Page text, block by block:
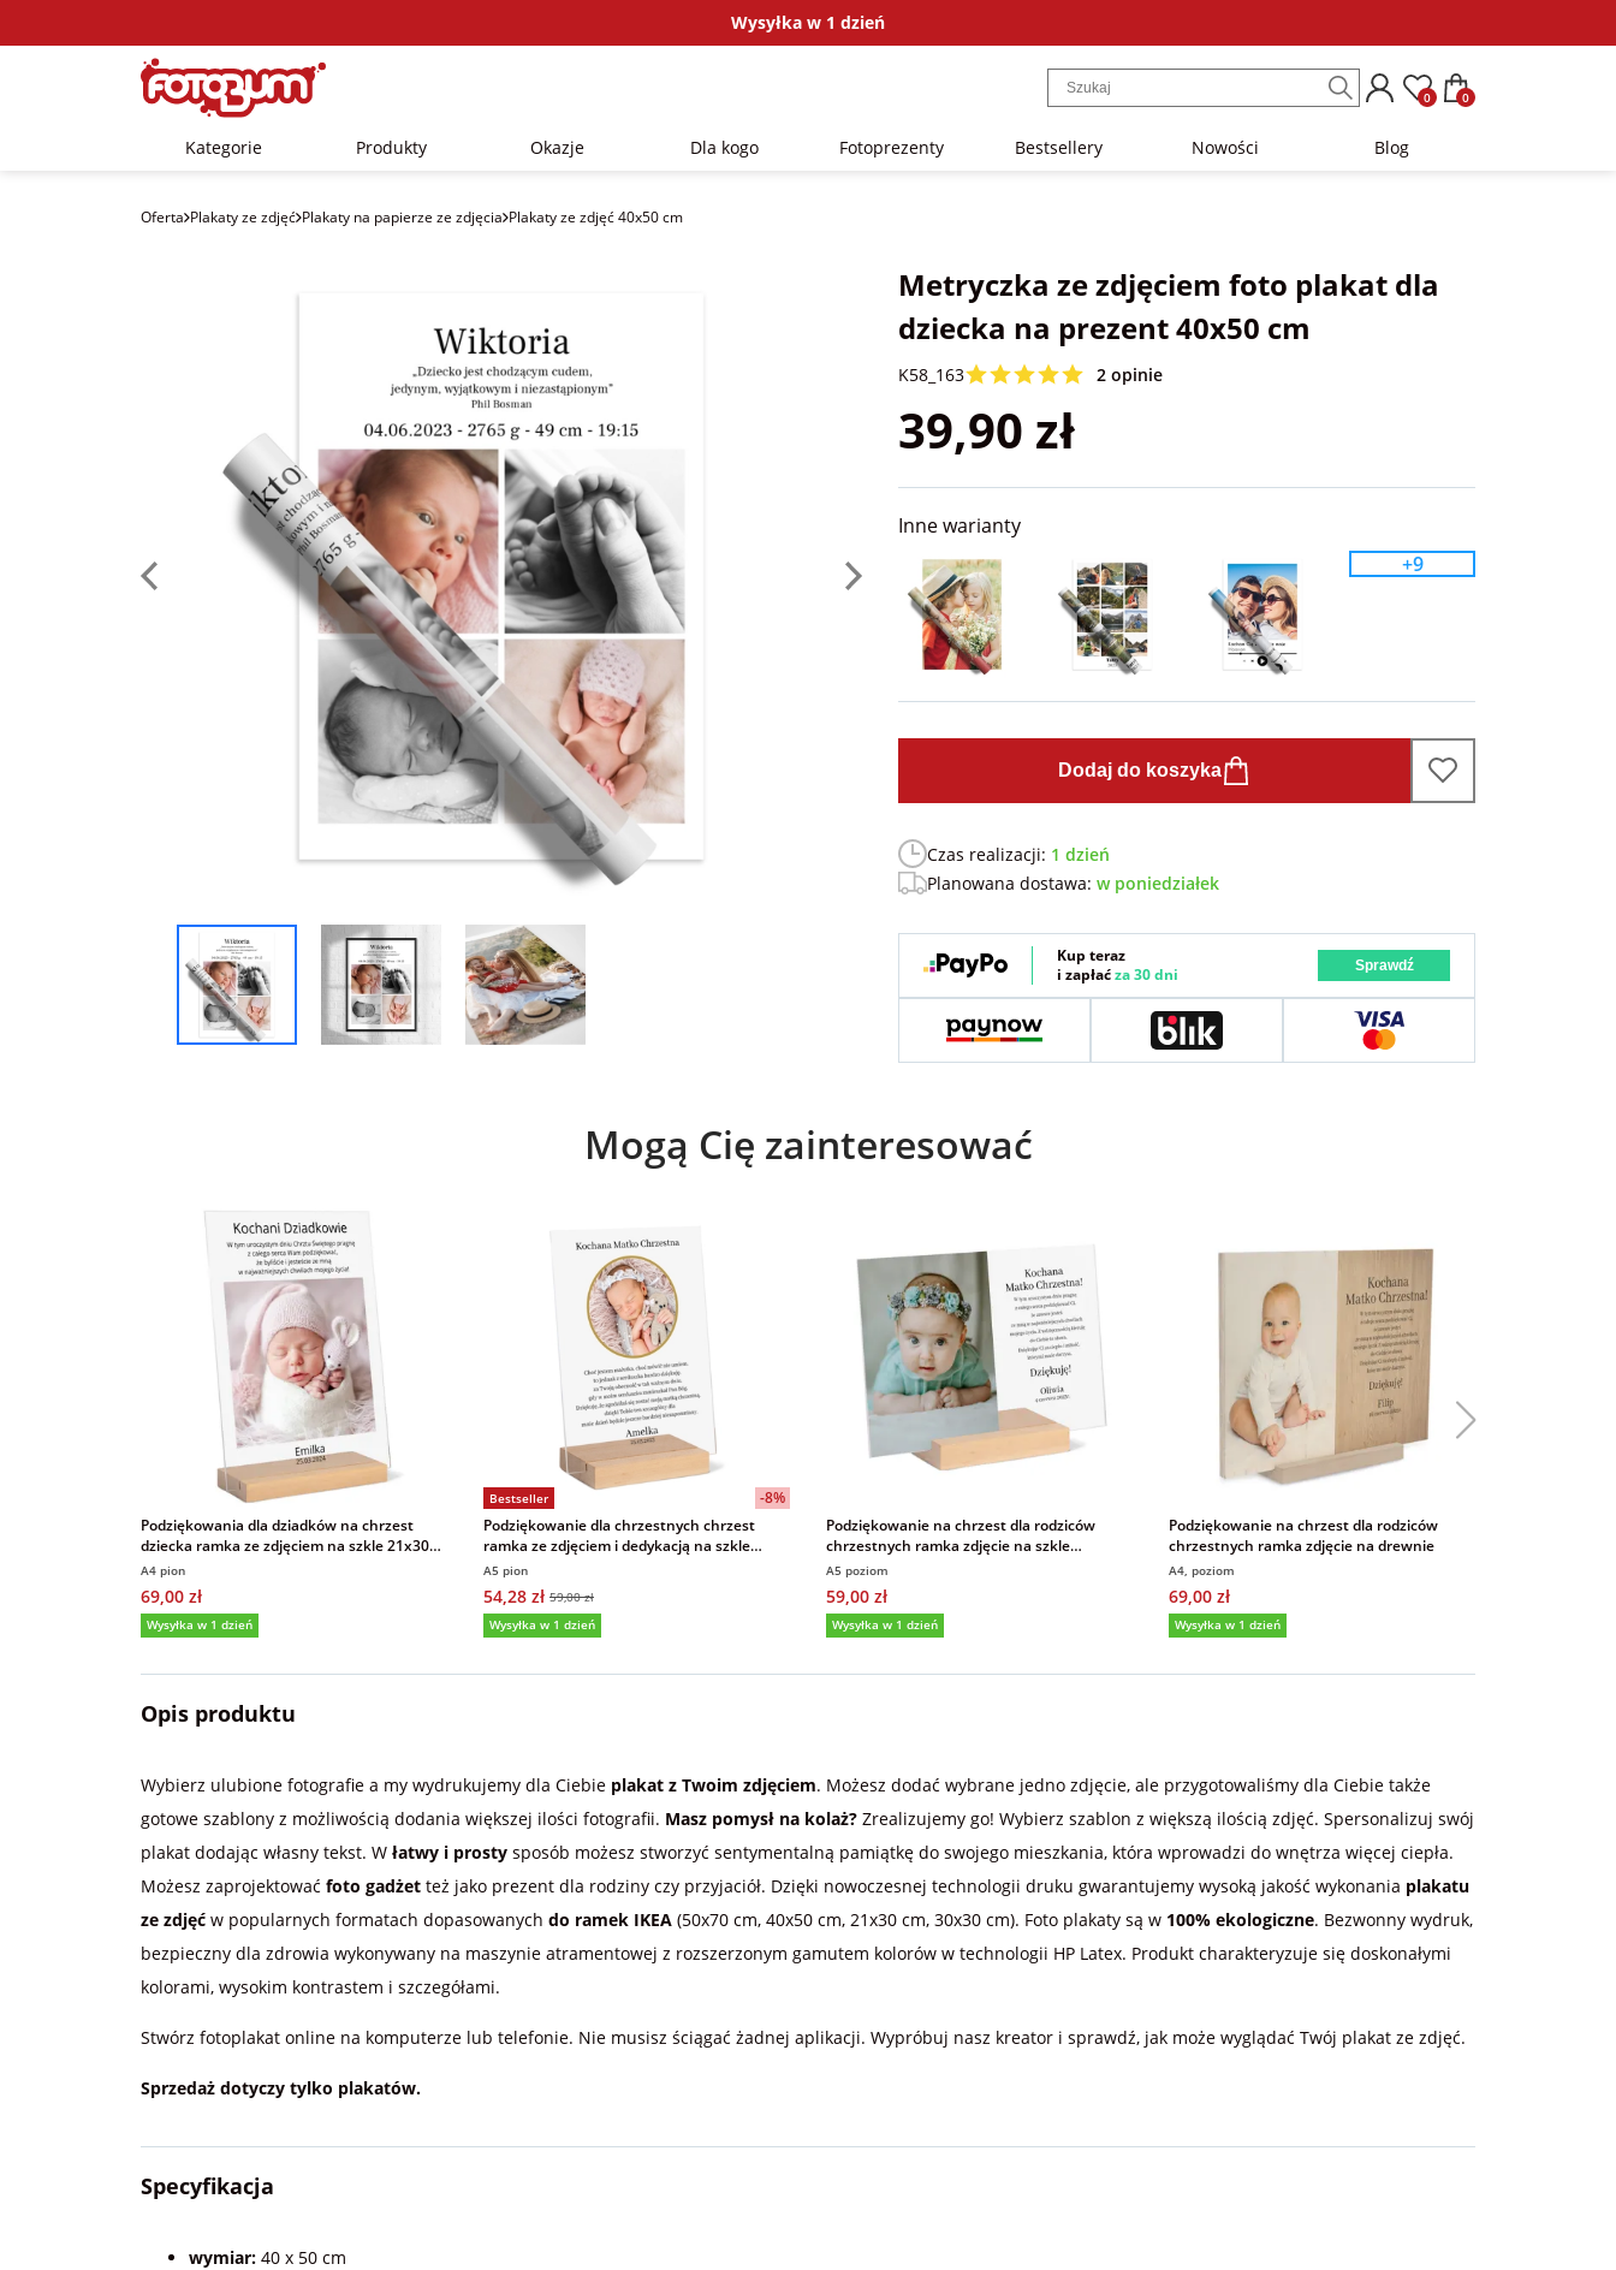
Wysyłka w 1 dzień
0 0
Kategorie Produkty Okazje Dla kogo Fotoprezenty Bestsellery Nowości Blog
Oferta Plakaty ze zdjęć Plakaty na papierze ze zdjęcia Plakaty ze zdjęć 40x50 cm
Metryczka ze zdjęciem foto plakat dla
dziecka na prezent 40x50 cm
K58_163 2 opinie
39,90 zł
Inne warianty
+9
Dodaj do koszyka
Czas realizacji: 1 dzień
Planowana dostawa: w poniedziałek
Kup teraz
i zapłaćza 30 dni Sprawdź
Mogą Cię zainteresować
Podziękowania dla dziadków na chrzest
dziecka ramka ze zdjęciem na szkle 21x30
cm
A4 pion
69,00 zł
Wysyłka w 1 dzień
Bestseller
-8%
Podziękowanie dla chrzestnych chrzest
ramka ze zdjęciem i dedykacją na szkle
akrylowym 15x21 cm
A5 pion
54,28 zł 59,00 zł
Wysyłka w 1 dzień
Podziękowanie na chrzest dla rodziców
chrzestnych ramka zdjęcie na szkle
akrylowym 15x21 cm
A5 poziom
59,00 zł
Wysyłka w 1 dzień
Podziękowanie na chrzest dla rodziców
chrzestnych ramka zdjęcie na drewnie
A4, poziom
69,00 zł
Wysyłka w 1 dzień
Opis produktu
Wybierz ulubione fotografie a my wydrukujemy dla Ciebie plakat z Twoim zdjęciem. Możesz dodać wybrane jedno zdjęcie, ale przygotowaliśmy dla Ciebie także
gotowe szablony z możliwością dodania większej ilości fotografii. Masz pomysł na kolaż? Zrealizujemy go! Wybierz szablon z większą ilością zdjęć. Spersonalizuj swój
plakat dodając własny tekst. W łatwy i prosty sposób możesz stworzyć sentymentalną pamiątkę do swojego mieszkania, która wprowadzi do wnętrza więcej ciepła.
Możesz zaprojektować foto gadżet też jako prezent dla rodziny czy przyjaciół. Dzięki nowoczesnej technologii druku gwarantujemy wysoką jakość wykonania plakatu
ze zdjęć w popularnych formatach dopasowanych do ramek IKEA (50x70 cm, 40x50 cm, 21x30 cm, 30x30 cm). Foto plakaty są w 100% ekologiczne. Bezwonny wydruk,
bezpieczny dla zdrowia wykonywany na maszynie atramentowej z rozszerzonym gamutem kolorów w technologii HP Latex. Produkt charakteryzuje się doskonałymi
kolorami, wysokim kontrastem i szczegółami.
Stwórz fotoplakat online na komputerze lub telefonie. Nie musisz ściągać żadnej aplikacji. Wypróbuj nasz kreator i sprawdź, jak może wyglądać Twój plakat ze zdjęć.
Sprzedaż dotyczy tylko plakatów.
Specyfikacja
wymiar: 40 x 50 cm